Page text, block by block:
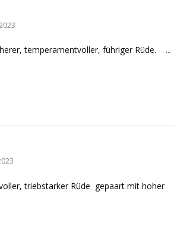
temperamentvoller, führiger Rüde. ...
triebstarker Rüde gepaart mit hoher